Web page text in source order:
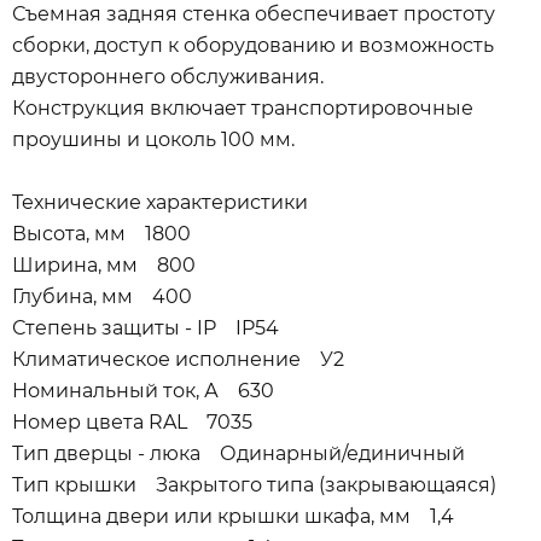
Съемная задняя стенка обеспечивает простоту
сборки, доступ к оборудованию и возможность
двустороннего обслуживания.
Конструкция включает транспортировочные
проушины и цоколь 100 мм.
Технические характеристики
Высота, мм 1800
Ширина, мм 800
Глубина, мм 400
Степень защиты - IP IP54
Климатическое исполнение У2
Номинальный ток, А 630
Номер цвета RAL 7035
Тип дверцы - люка Одинарный/единичный
Тип крышки Закрытого типа (закрывающаяся)
Толщина двери или крышки шкафа, мм 1,4